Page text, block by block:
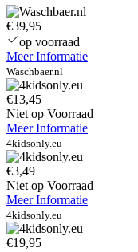
€39,95
op voorraad
Meer Informatie
Waschbaer.nl
€13,45
Niet op Voorraad
Meer Informatie
4kidsonly.eu
€3,49
Niet op Voorraad
Meer Informatie
4kidsonly.eu
€19,95